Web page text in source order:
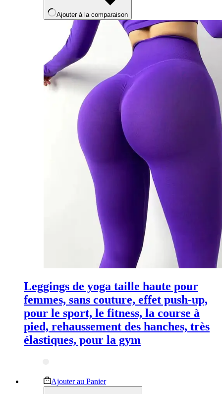
Ajouter à la comparaison
Leggings de yoga taille haute pour
femmes, sans couture, effet push-up,
pour le sport, le fitness, la course à
pied, rehaussement des hanches, très
élastiques, pour la gym
Ajouter au PanierCe
produit